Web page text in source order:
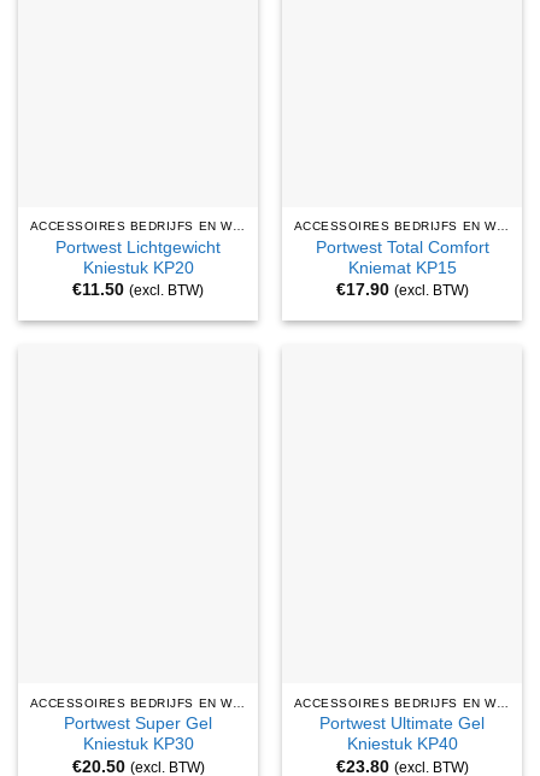
ACCESSOIRES BEDRIJFS EN WERKKLEDING
Portwest Lichtgewicht
Kniestuk KP20
€11.50 (excl. BTW)
ACCESSOIRES BEDRIJFS EN WERKKLEDING
Portwest Total Comfort
Kniemat KP15
€17.90 (excl. BTW)
ACCESSOIRES BEDRIJFS EN WERKKLEDING
Portwest Super Gel
Kniestuk KP30
€20.50 (excl. BTW)
ACCESSOIRES BEDRIJFS EN WERKKLEDING
Portwest Ultimate Gel
Kniestuk KP40
€23.80 (excl. BTW)